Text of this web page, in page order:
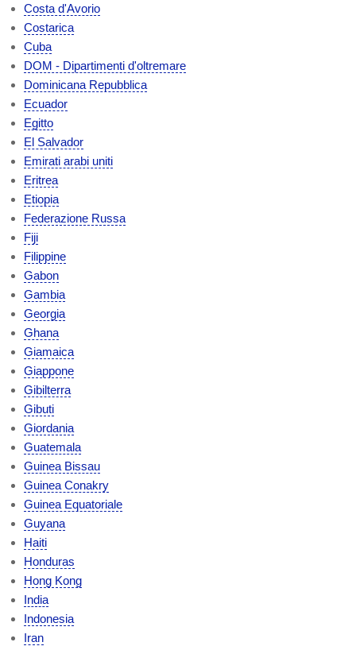
Costa d'Avorio
Costarica
Cuba
DOM - Dipartimenti d'oltremare
Dominicana Repubblica
Ecuador
Egitto
El Salvador
Emirati arabi uniti
Eritrea
Etiopia
Federazione Russa
Fiji
Filippine
Gabon
Gambia
Georgia
Ghana
Giamaica
Giappone
Gibilterra
Gibuti
Giordania
Guatemala
Guinea Bissau
Guinea Conakry
Guinea Equatoriale
Guyana
Haiti
Honduras
Hong Kong
India
Indonesia
Iran